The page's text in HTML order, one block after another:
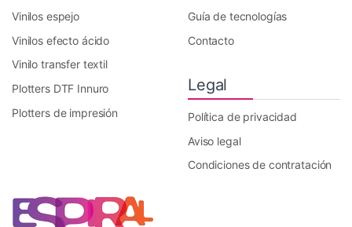
Vinilos espejo
Vinilos efecto ácido
Vinilo transfer textil
Plotters DTF Innuro
Plotters de impresión
Guía de tecnologías
Contacto
Legal
Política de privacidad
Aviso legal
Condiciones de contratación